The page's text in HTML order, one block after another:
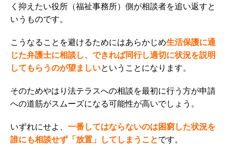
く抑えたい役所（福祉事務所）側が相談者を追い返すと
いうものです。
こうなることを避けるためにはあらかじめ生活保護に通
じた弁護士に相談し、できれば同行し適切に状況を説明
してもらうのが望ましいということになります。
そのためやはり 法テラスへの相談を最初に行う方が申請
への道筋がスムーズになる可能性が高いでしょう。
いずれにせよ、 一番してはならないのは困窮した状況を
誰にも相談せず「放置」してしまうことです。